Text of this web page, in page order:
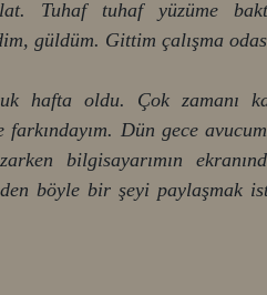
Tuhaf tuhaf yüzüme
güldüm. Gittim çalışma
hafta oldu. Çok zamanı
farkındayım. Dün gece
bilgisayarımın
böyle bir şeyi paylaşmak